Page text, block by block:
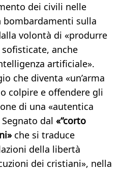
dei civili nelle
sulla
volontà di «produrre
anche
artificiale».
che diventa «un’arma
colpire e offendere gli
di una «autentica
dal «“corto
che si traduce
della libertà
dei cristiani», nella